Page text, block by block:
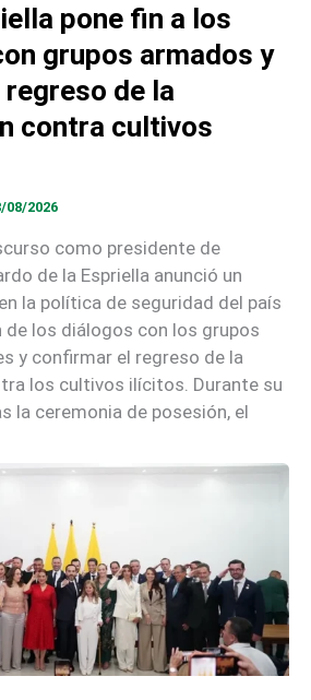
pone fin a los
grupos armados y
regreso de la
contra cultivos
08/2026
como presidente de
de la Espriella anunció un
la política de seguridad del país
de los diálogos con los grupos
y confirmar el regreso de la
los cultivos ilícitos. Durante su
la ceremonia de posesión, el